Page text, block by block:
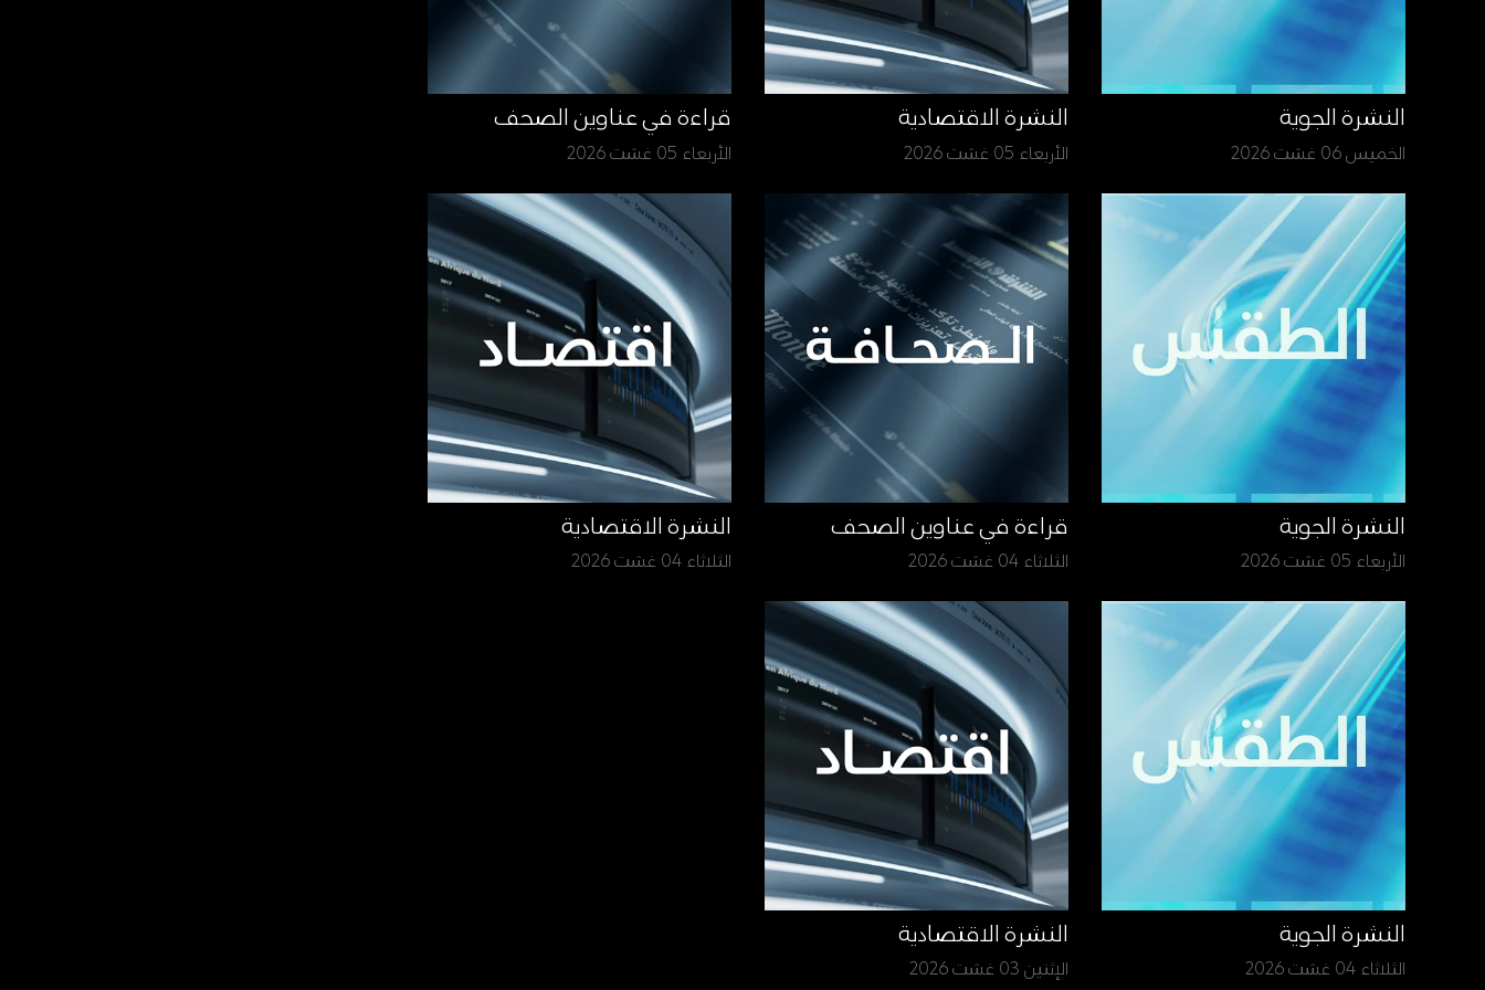
النشرة الجوية
الخميس 06 غشت 2026
النشرة الاقتصادية
الأربعاء 05 غشت 2026
قراءة في عناوين الصحف
الأربعاء 05 غشت 2026
النشرة الجوية
الأربعاء 05 غشت 2026
قراءة في عناوين الصحف
الثلاثاء 04 غشت 2026
النشرة الاقتصادية
الثلاثاء 04 غشت 2026
النشرة الجوية
الثلاثاء 04 غشت 2026
النشرة الاقتصادية
الإثنين 03 غشت 2026